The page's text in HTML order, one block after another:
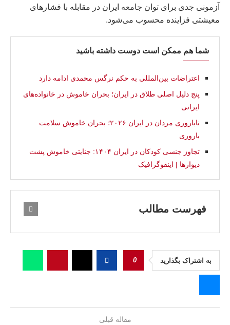
آزمونی جدی برای توان جامعه ایران در مقابله با فشارهای
معیشتی فزاینده محسوب می‌شود.
شما هم ممکن است دوست داشته باشید
اعتراضات بین‌المللی به حکم نرگس محمدی ادامه دارد
پنج دلیل اصلی طلاق در ایران؛ بحران خاموش در خانواده‌های
ایرانی
ناباروری مردان در ایران ۲۰۲۶؛ بحران خاموش سلامت
باروری
تجاوز جنسی کودکان در ایران ۱۴۰۴: جنایتی خاموش پشت
دیوارها | اینفوگرافیک
فهرست مطالب
به اشتراک بگذارید 0
مقاله قبلی